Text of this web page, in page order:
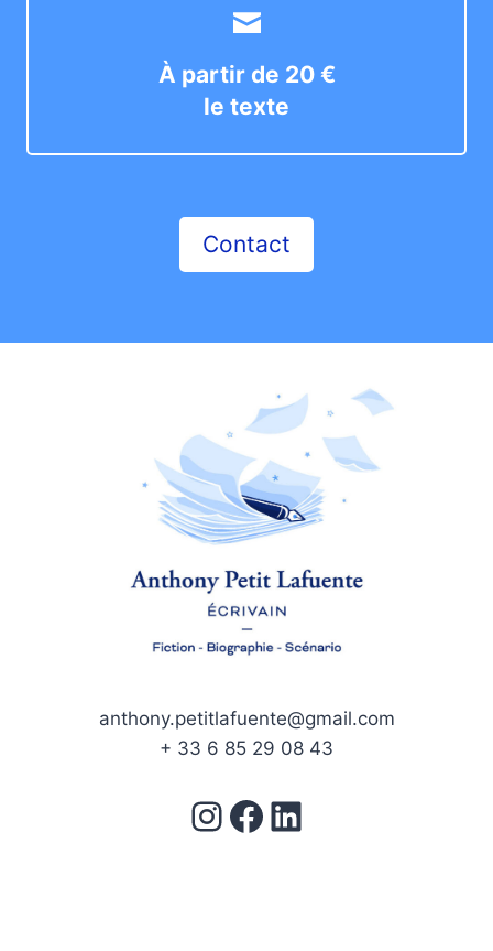
À partir de 20 €
le texte
Contact
anthony.petitlafuente@gmail.com
+ 33 6 85 29 08 43
Bouton d'accès à Instagram
Facebook
LinkedIn